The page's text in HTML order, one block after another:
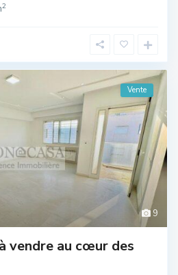
2
9
Vente
vendre au cœur des